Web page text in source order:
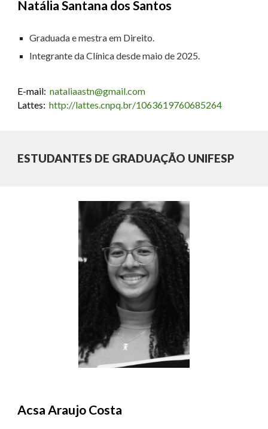
Natália Santana dos Santos
Graduada e mestra em Direito.
Integrante da Clínica desdemaio de 2025.
E-mail: nataliaastn@gmail.com
Lattes: http://lattes.cnpq.br/1063619760685264
ESTUDANTES DE GRADUAÇÃO UNIFESP
Acsa Araujo Costa